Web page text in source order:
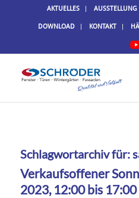
AKTUELLES AUSSTELLUNG
DOWNLOAD KONTAKT
Schlagwortarchiv für:
Verkaufsoffener
2023, 12:00 bis